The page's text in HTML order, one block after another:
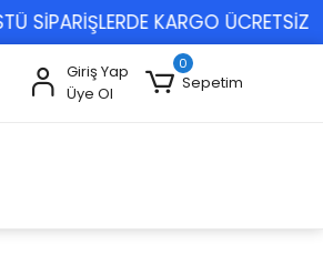
KARGO ÜCRETSİZ
Giriş Yap
Üye Ol
0
Sepetim